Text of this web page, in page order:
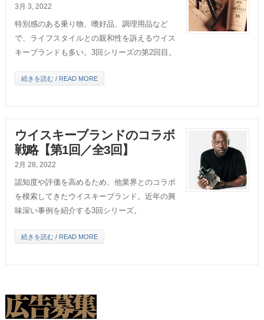
3月 3, 2022
特別感のある乗り物、嗜好品、調理用品など
で、ライフスタイルとの親和性を訴えるウイス
キーブランドも多い。3回シリーズの第2回目。
続きを読む / READ MORE
ウイスキーブランドのコラボ
戦略【第1回／全3回】
2月 28, 2022
認知度や評価を高めるため、他業界とのコラボ
を模索してきたウイスキーブランド。近年の興
味深い事例を紹介する3回シリーズ。
続きを読む / READ MORE